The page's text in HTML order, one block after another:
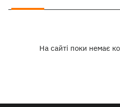
На сайті поки немає